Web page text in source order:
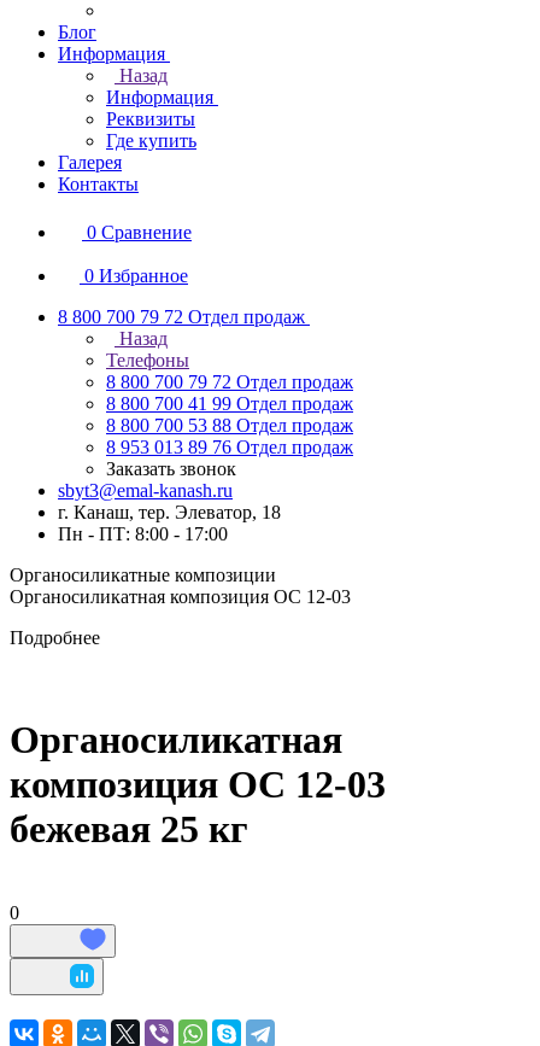
Блог
Информация
Назад
Информация
Реквизиты
Где купить
Галерея
Контакты
0 Сравнение
0 Избранное
8 800 700 79 72 Отдел продаж
Назад
Телефоны
8 800 700 79 72 Отдел продаж
8 800 700 41 99 Отдел продаж
8 800 700 53 88 Отдел продаж
8 953 013 89 76 Отдел продаж
Заказать звонок
sbyt3@emal-kanash.ru
г. Канаш, тер. Элеватор, 18
Пн - ПТ: 8:00 - 17:00
Органосиликатные композиции
Органосиликатная композиция ОС 12-03
Подробнее
Органосиликатная
композиция ОС 12-03
бежевая 25 кг
0